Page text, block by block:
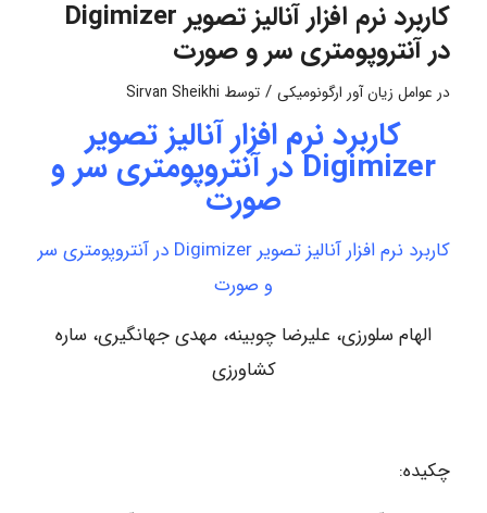
کاربرد نرم افزار آنالیز تصویر Digimizer
در آنتروپومتری سر و صورت
در عوامل زیان آور ارگونومیکی / توسط Sirvan Sheikhi
کاربرد نرم افزار آنالیز تصویر
Digimizer در آنتروپومتری سر و
صورت
کاربرد نرم افزار آنالیز تصویر Digimizer در آنتروپومتری سر
و صورت
الهام سلورزی، علیرضا چوبینه، مهدی جهانگیری، ساره
کشاورزی
چکیده: